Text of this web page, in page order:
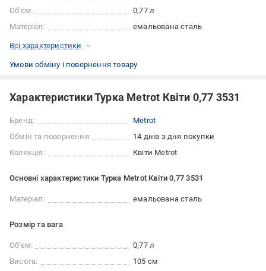
Об'єм:
0,77 л
Матеріал:
емальована сталь
Всі характеристики
Умови обміну і повернення товару
Характеристики Турка Metrot Квіти 0,77 3531
Бренд:
Metrot
Обмін та повернення:
14 днів з дня покупки
Колекція:
Квіти Metrot
Основні характеристики Турка Metrot Квіти 0,77 3531
Матеріал: емальована сталь
Розмір та вага
Об'єм:
0,77 л
Висота:
105 см